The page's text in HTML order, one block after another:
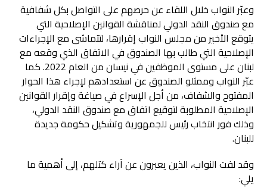
وعبّر النواب خلال اللقاء عن حرصهم على التواصل بكل شفافية
مع صندوق النقد الدولي لمناقشة القوانين الإصلاحية التي
يتوقع الأخير من مجلس النواب إقرارها، لتتماشى مع الإجراءات
الإصلاحية التي طالب بها الصندوق في الاتفاق الذي وقعه مع
لبنان على مستوى الموظفين في نيسان من العام 2022. كما
عبّر النواب وممثلو الصندوق عن استعدادهم لإجراء هذا الحوار
المفتوح والشفاف، من أجل الإسراع في صياغة وإقرار القوانين
الإصلاحية المطلوبة لتوقيع اتفاق مع صندوق النقد الدولي،
وذلك فور انتخاب رئيس للجمهورية وتشكيل حكومة جديدة
للبنان.
وقد لفت النواب، الذين يعبرون عن آراء كتلهم، إلى أهمية ما
يلي: